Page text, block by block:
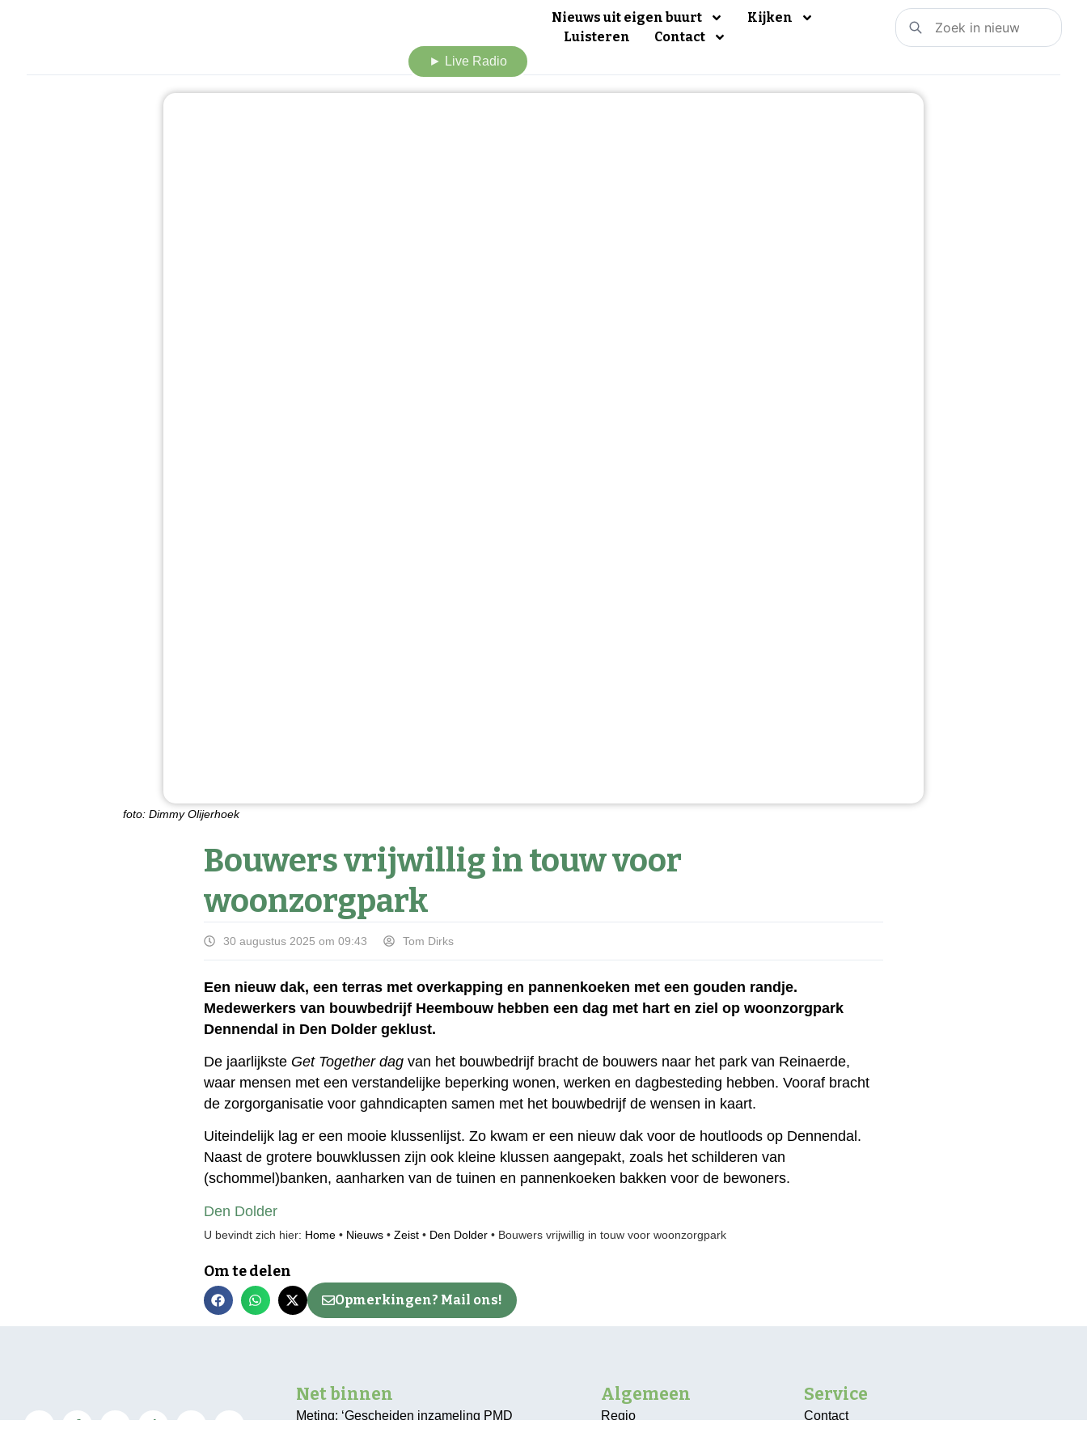
► Live Radio
Nieuws uit eigen buurt
Kijken
Luisteren
Contact
foto: Dimmy Olijerhoek
Bouwers vrijwillig in touw voor
woonzorgpark
30 augustus 2025 om 09:43 Tom Dirks
Een nieuw dak, een terras met overkapping en pannenkoeken met een gouden randje.
Medewerkers van bouwbedrijf Heembouw hebben een dag met hart en ziel op woonzorgpark
Dennendal in Den Dolder geklust.
De jaarlijkste Get Together dagvan het bouwbedrijf bracht de bouwers naar het park van Reinaerde,
waar mensen met een verstandelijke beperking wonen, werken en dagbesteding hebben. Vooraf bracht
de zorgorganisatie voor gahndicapten samen met het bouwbedrijf de wensen in kaart.
Uiteindelijk lag er een mooie klussenlijst. Zo kwam er een nieuw dak voor de houtloods op Dennendal.
Naast de grotere bouwklussen zijn ook kleine klussen aangepakt, zoals het schilderen van
(schommel)banken, aanharken van de tuinen en pannenkoeken bakken voor de bewoners.
Den Dolder
U bevindt zich hier: Home• Nieuws• Zeist• Den Dolder• Bouwers vrijwillig in touw voor woonzorgpark
Om te delen
Opmerkingen? Mail ons!
Net binnen
Meting: ‘Gescheiden inzameling PMD
Algemeen
Regio
Service
Contact